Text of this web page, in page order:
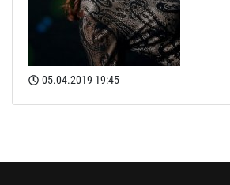
05.04.2019 19:45